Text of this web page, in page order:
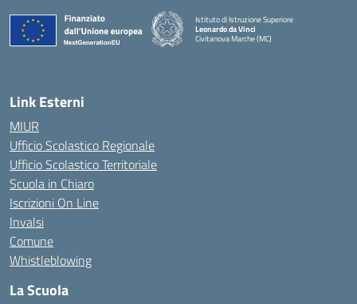
Istituto di Istruzione Superiore
Leonardo da Vinci
Civitanova Marche (MC)
Link Esterni
MIUR
Ufficio Scolastico Regionale
Ufficio Scolastico Territoriale
Scuola in Chiaro
Iscrizioni On Line
Invalsi
Comune
Whistleblowing
La Scuola